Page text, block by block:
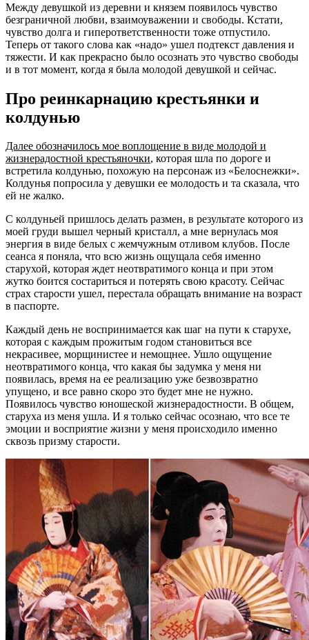
Между девушкой из деревни и князем появилось чувство
безграничной любви, взаимоуважении и свободы. Кстати,
чувство долга и гиперответственности тоже отпустило.
Теперь от такого слова как «надо» ушел подтекст давления и
тяжести. И как прекрасно было осознать это чувство свободы
и в тот момент, когда я была молодой девушкой и сейчас.
Про реинкарнацию крестьянки и
колдунью
Далее обозначилось мое воплощение в виде молодой и
жизнерадостной крестьяночки, которая шла по дороге и
встретила колдунью, похожую на персонаж из «Белоснежки».
Колдунья попросила у девушки ее молодость и та сказала, что
ей не жалко.
С колдуньей пришлось делать размен, в результате которого из
моей груди вышел черный кристалл, а мне вернулась моя
энергия в виде белых с жемчужным отливом клубов. После
сеанса я поняла, что всю жизнь ощущала себя именно
старухой, которая ждет неотвратимого конца и при этом
жутко боится состариться и потерять свою красоту. Сейчас
страх старости ушел, перестала обращать внимание на возраст
в паспорте.
Каждый день не воспринимается как шаг на пути к старухе,
которая с каждым прожитым годом становиться все
некрасивее, морщинистее и немощнее. Ушло ощущение
неотвратимого конца, что какая бы задумка у меня ни
появилась, время на ее реализацию уже безвозвратно
упущено, и все равно скоро это будет мне не нужно.
Появилось чувство юношеской жизнерадостности. В общем,
старуха из меня ушла. И я только сейчас осознаю, что все те
эмоции и восприятие жизни у меня происходило именно
сквозь призму старости.